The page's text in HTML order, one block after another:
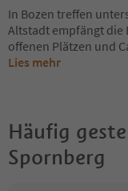
In Bozen treffen
Altstadt empfängt die
offenen Plätzen und
Lies mehr
Häufig
Spornberg